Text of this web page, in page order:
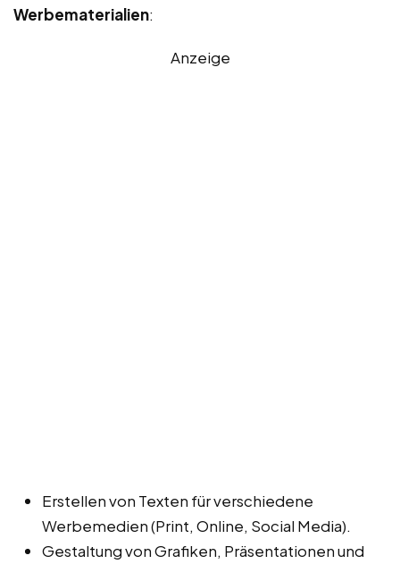
Werbematerialien:
Anzeige
Erstellen von Texten für verschiedene
Werbemedien (Print, Online, Social Media).
Gestaltung von Grafiken, Präsentationen und